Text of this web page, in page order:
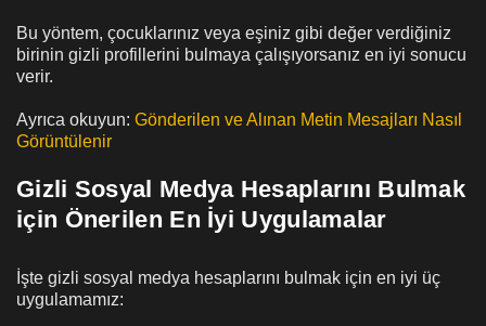
Bu yöntem, çocuklarınız veya eşiniz gibi değer verdiğiniz
birinin gizli profillerini bulmaya çalışıyorsanız en iyi sonucu
verir.
Ayrıca okuyun: Gönderilen ve Alınan Metin Mesajları Nasıl
Görüntülenir
Gizli Sosyal Medya Hesaplarını Bulmak
için Önerilen En İyi Uygulamalar
İşte gizli sosyal medya hesaplarını bulmak için en iyi üç
uygulamamız: